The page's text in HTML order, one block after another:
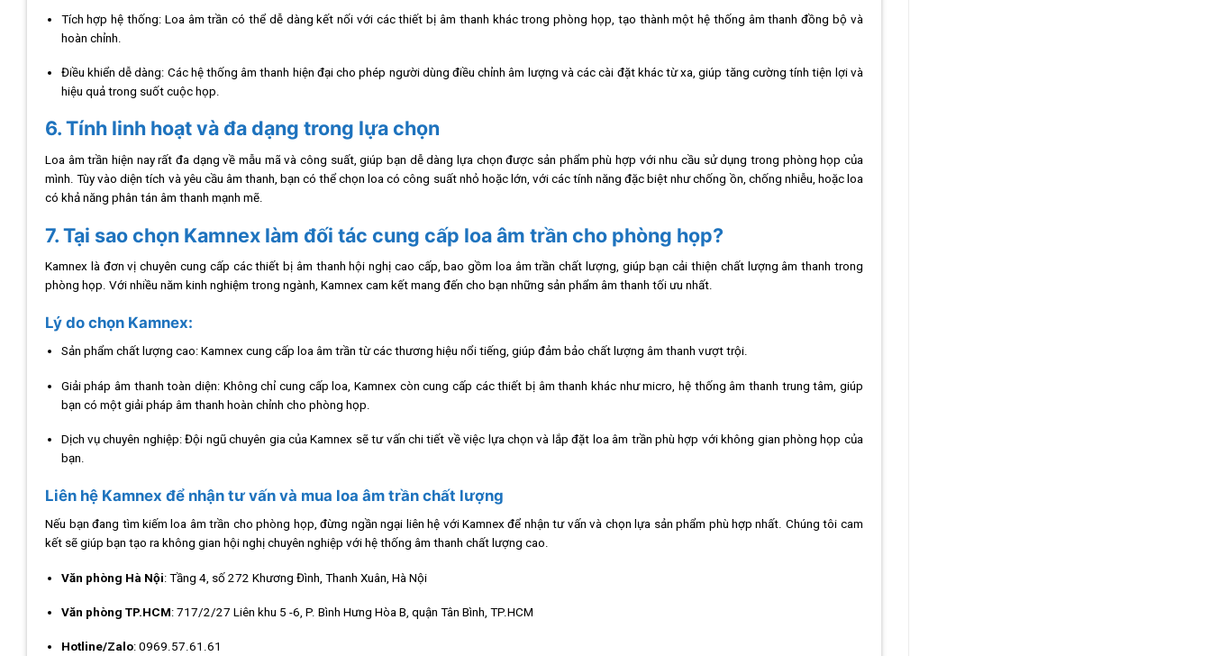
Tích hợp hệ thống: Loa âm trần có thể dễ dàng kết nối với các thiết bị âm thanh khác trong phòng họp, tạo thành một hệ thống âm thanh đồng bộ và
hoàn chỉnh.
Điều khiển dễ dàng: Các hệ thống âm thanh hiện đại cho phép người dùng điều chỉnh âm lượng và các cài đặt khác từ xa, giúp tăng cường tính tiện lợi và
hiệu quả trong suốt cuộc họp.
6. Tính linh hoạt và đa dạng trong lựa chọn
Loa âm trần hiện nay rất đa dạng về mẫu mã và công suất, giúp bạn dễ dàng lựa chọn được sản phẩm phù hợp với nhu cầu sử dụng trong phòng họp của
mình. Tùy vào diện tích và yêu cầu âm thanh, bạn có thể chọn loa có công suất nhỏ hoặc lớn, với các tính năng đặc biệt như chống ồn, chống nhiễu, hoặc loa
có khả năng phân tán âm thanh mạnh mẽ.
7. Tại sao chọn Kamnex làm đối tác cung cấp loa âm trần cho phòng họp?
Kamnex là đơn vị chuyên cung cấp các thiết bị âm thanh hội nghị cao cấp, bao gồm loa âm trần chất lượng, giúp bạn cải thiện chất lượng âm thanh trong
phòng họp. Với nhiều năm kinh nghiệm trong ngành, Kamnex cam kết mang đến cho bạn những sản phẩm âm thanh tối ưu nhất.
Lý do chọn Kamnex:
Sản phẩm chất lượng cao: Kamnex cung cấp loa âm trần từ các thương hiệu nổi tiếng, giúp đảm bảo chất lượng âm thanh vượt trội.
Giải pháp âm thanh toàn diện: Không chỉ cung cấp loa, Kamnex còn cung cấp các thiết bị âm thanh khác như micro, hệ thống âm thanh trung tâm, giúp
bạn có một giải pháp âm thanh hoàn chỉnh cho phòng họp.
Dịch vụ chuyên nghiệp: Đội ngũ chuyên gia của Kamnex sẽ tư vấn chi tiết về việc lựa chọn và lắp đặt loa âm trần phù hợp với không gian phòng họp của
bạn.
Liên hệ Kamnex để nhận tư vấn và mua loa âm trần chất lượng
Nếu bạn đang tìm kiếm loa âm trần cho phòng họp, đừng ngần ngại liên hệ với Kamnex để nhận tư vấn và chọn lựa sản phẩm phù hợp nhất. Chúng tôi cam
kết sẽ giúp bạn tạo ra không gian hội nghị chuyên nghiệp với hệ thống âm thanh chất lượng cao.
Văn phòng Hà Nội: Tầng 4, số 272 Khương Đình, Thanh Xuân, Hà Nội
Văn phòng TP.HCM: 717/2/27 Liên khu 5 -6, P. Bình Hưng Hòa B, quận Tân Bình, TP.HCM
Hotline/Zalo: 0969.57.61.61